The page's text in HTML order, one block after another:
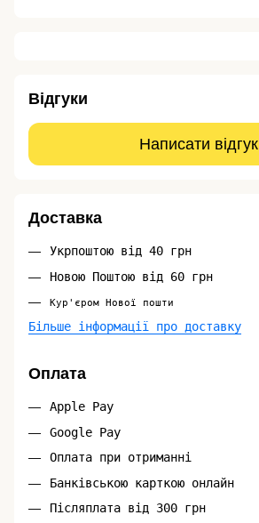
Відгуки
Написати відгук
Доставка
Укрпоштою від 40 грн
Новою Поштою від 60 грн
Кур'єром Нової пошти
Більше інформації про доставку
Оплата
Apple Pay
Google Pay
Оплата при отриманні
Банківською карткою онлайн
Післяплата від 300 грн